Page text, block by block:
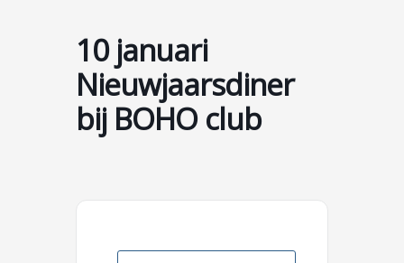
10 januari
Nieuwjaarsdiner
bij BOHO club